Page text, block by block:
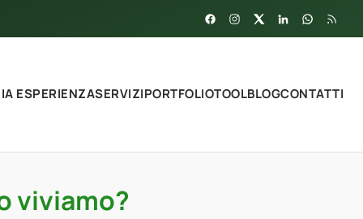
ESPERIENZASERVIZIPORTFOLIOTOOLBLOGCONTATTI
viviamo?